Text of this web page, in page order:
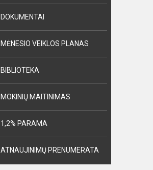
DOKUMENTAI
MĖNESIO VEIKLOS PLANAS
BIBLIOTEKA
MOKINIŲ MAITINIMAS
1,2% PARAMA
ATNAUJINIMŲ PRENUMERATA